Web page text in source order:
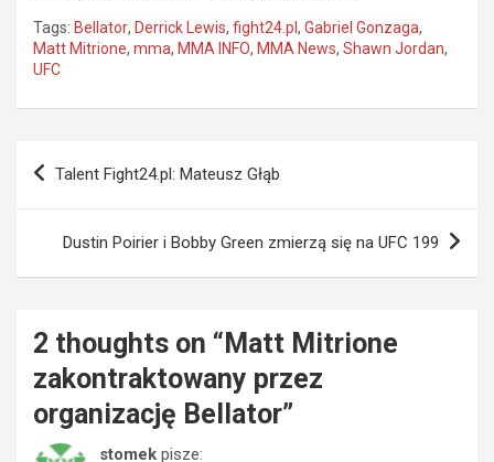
Tags: Bellator, Derrick Lewis, fight24.pl , Gabriel Gonzaga,
Matt Mitrione, mma, MMA INFO, MMA News, Shawn Jordan,
UFC
Nawigacja
Talent Fight24.pl: Mateusz Głąb
Dustin Poirier i Bobby Green zmierzą się na UFC 199
2 thoughts on “ Matt Mitrione
zakontraktowany przez
organizację Bellator”
stomek pisze: